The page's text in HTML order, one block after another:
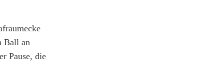
Ball an
Pause, die